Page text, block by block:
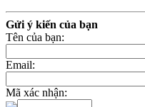
Gửi ý kiến của bạn
Tên của bạn:
Email:
Mã xác nhận: